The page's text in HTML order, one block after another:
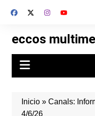
eccos
Inicio» Canals:
4/6/26